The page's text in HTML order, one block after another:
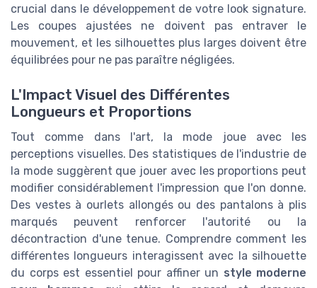
crucial dans le développement de votre look signature.
Les coupes ajustées ne doivent pas entraver le
mouvement, et les silhouettes plus larges doivent être
équilibrées pour ne pas paraître négligées.
L'Impact Visuel des Différentes
Longueurs et Proportions
Tout comme dans l'art, la mode joue avec les
perceptions visuelles. Des statistiques de l'industrie de
la mode suggèrent que jouer avec les proportions peut
modifier considérablement l'impression que l'on donne.
Des vestes à ourlets allongés ou des pantalons à plis
marqués peuvent renforcer l'autorité ou la
décontraction d'une tenue. Comprendre comment les
différentes longueurs interagissent avec la silhouette
du corps est essentiel pour affiner un style moderne